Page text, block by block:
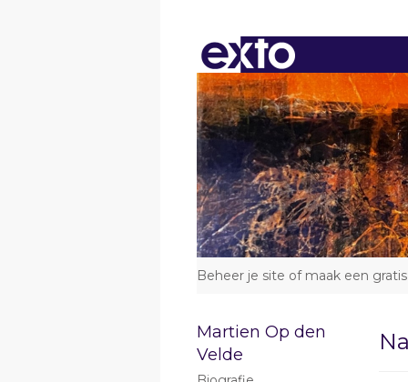
Beheer je site of maak een
Martien Op den
Velde